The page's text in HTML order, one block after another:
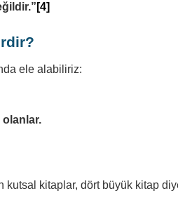
[4]
ele alabiliriz:
kitaplar, dört büyük kitap